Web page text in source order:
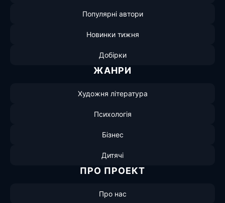
Популярні автори
Новинки тижня
Добірки
ЖАНРИ
Художня література
Психологія
Бізнес
Дитячі
ПРО ПРОЕКТ
Про нас